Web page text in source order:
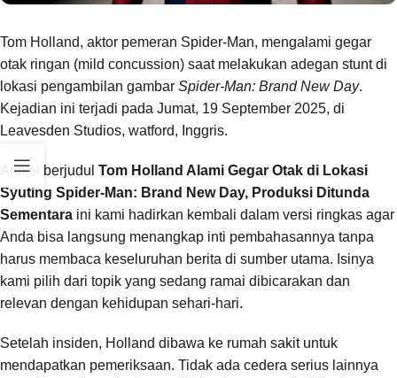
Tom Holland, aktor pemeran Spider-Man, mengalami gegar
otak ringan (mild concussion) saat melakukan adegan stunt di
lokasi pengambilan gambar Spider-Man: Brand New Day.
Kejadian ini terjadi pada Jumat, 19 September 2025, di
Leavesden Studios, watford, Inggris.
Artikel berjudul Tom Holland Alami Gegar Otak di Lokasi
Syuting Spider-Man: Brand New Day, Produksi Ditunda
Sementara ini kami hadirkan kembali dalam versi ringkas agar
Anda bisa langsung menangkap inti pembahasannya tanpa
harus membaca keseluruhan berita di sumber utama. Isinya
kami pilih dari topik yang sedang ramai dibicarakan dan
relevan dengan kehidupan sehari-hari.
Setelah insiden, Holland dibawa ke rumah sakit untuk
mendapatkan pemeriksaan. Tidak ada cedera serius lainnya